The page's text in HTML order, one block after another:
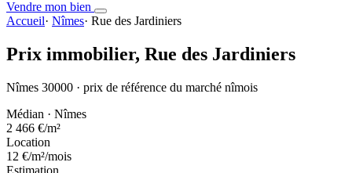
Vendre mon bien
Accueil· Nîmes· Rue des Jardiniers
Prix immobilier, Rue des Jardiniers
Nîmes 30000 · prix de référence du marché nîmois
Médian · Nîmes
2 466 €/m²
Location
12 €/m²/mois
Estimation